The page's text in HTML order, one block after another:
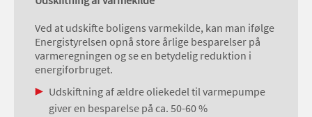
Ved at udskifte boligens varmekilde, kan man ifølge
Energistyrelsen opnå store årlige besparelser på
varmeregningen og se en betydelig reduktion i
energiforbruget.
Udskiftning af ældre oliekedel til varmepumpe
giver en besparelse på ca. 50-60 %